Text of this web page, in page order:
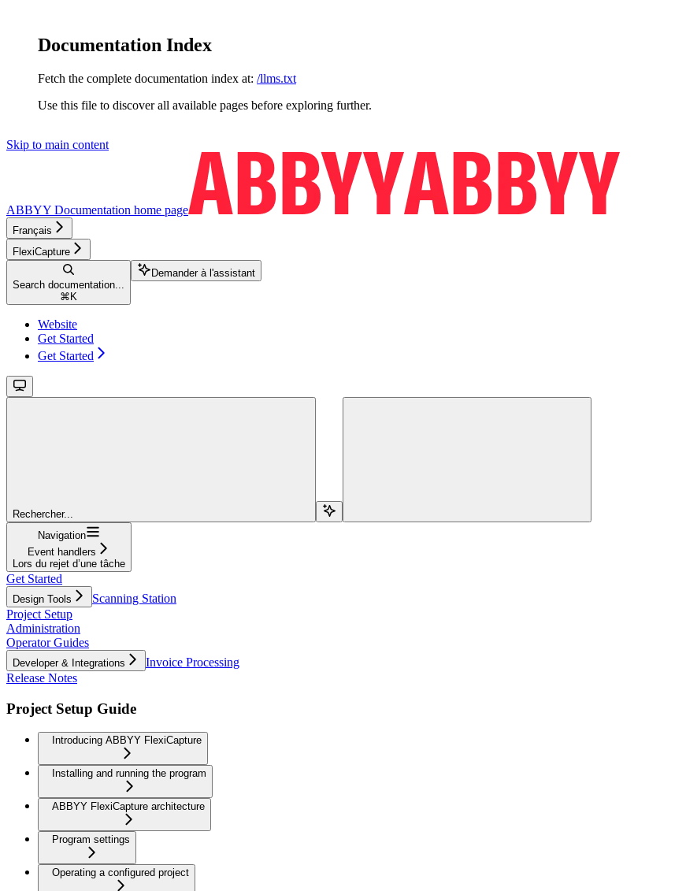
Documentation Index
Fetch the complete documentation index at: /llms.txt
Use this file to discover all available pages before exploring further.
Skip to main content
ABBYY Documentation home page
Français
FlexiCapture
Search documentation...
⌘ K
Demander à l'assistant
Website
Get Started
Get Started
Rechercher...
Navigation
Event handlers
Lors du rejet d’une tâche
Get Started
Design Tools
Scanning Station
Project Setup
Administration
Operator Guides
Developer & Integrations
Invoice Processing
Release Notes
Project Setup Guide
Introducing ABBYY FlexiCapture
Installing and running the program
ABBYY FlexiCapture architecture
Program settings
Operating a configured project